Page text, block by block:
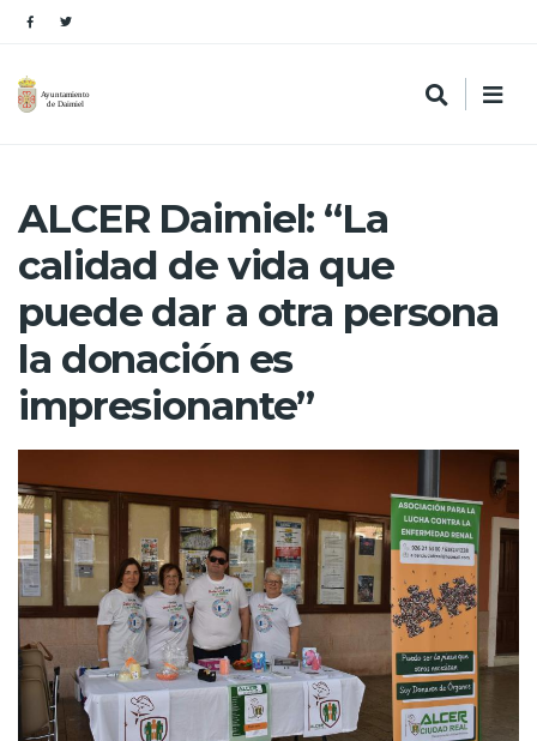
ALCER Daimiel: “La
calidad de vida que
puede dar a otra persona
la donación es
impresionante”